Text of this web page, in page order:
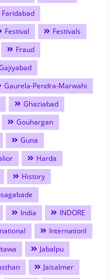
Faridabad
Festival
Festivals
Fraud
Gaurela-Pendra-Marwahi
Ghaziabad
Gouhargan
Guna
Harda
History
India
INDORE
Internationl
Itawa
Jabalpu
Jaisalmer